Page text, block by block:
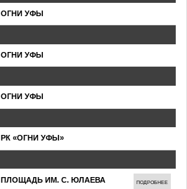
ОГНИ УФЫ
ОГНИ УФЫ
ОГНИ УФЫ
РК «ОГНИ УФЫ»
ПЛОЩАДЬ ИМ. С. ЮЛАЕВА ПОДРОБНЕЕ